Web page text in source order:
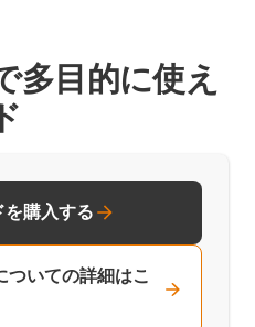
多目的に使え
を購入する
ついての詳細はこ